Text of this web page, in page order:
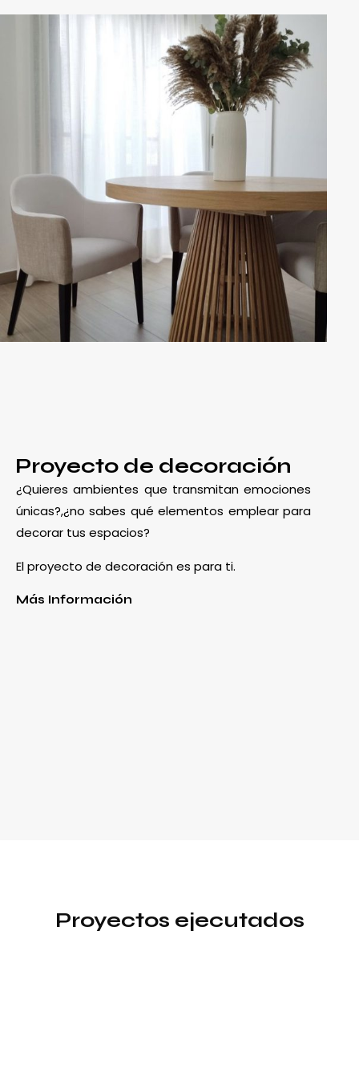
Proyecto de decoración
¿Quieres ambientes que transmitan emociones
únicas?,¿no sabes qué elementos emplear para
decorar tus espacios?
El proyecto de decoración es para ti.
Más Información
Proyectos ejecutados